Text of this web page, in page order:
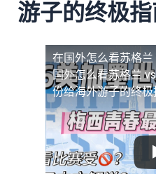
游子的终极
在国外怎么看苏格
国外怎么看苏格兰
份给海外游子的终极